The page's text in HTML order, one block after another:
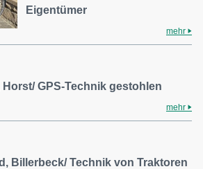
Eigentümer
mehr
Horst/ GPS-Technik gestohlen
mehr
Billerbeck/ Technik von Traktoren